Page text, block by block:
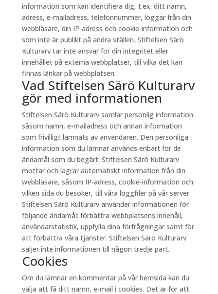
information som kan identifiera dig, t.ex. ditt namn,
adress, e-mailadress, telefonnummer, loggar från din
webbläsare, din IP-adress och cookie-information och
som inte är publikt på andra ställen. Stiftelsen Särö
Kulturarv tar inte ansvar för din integritet eller
innehållet på externa webbplatser, till vilka det kan
finnas länkar på webbplatsen.
Vad Stiftelsen Särö Kulturarv
gör med informationen
Stiftelsen Särö Kulturarv samlar personlig information
såsom namn, e-mailadress och annan information
som frivilligt lämnats av användaren. Den personliga
information som du lämnar används enbart för de
ändamål som du begärt. Stiftelsen Särö Kulturarv
mottar och lagrar automatiskt information från din
webbläsare, såsom IP-adress, cookie-information och
vilken sida du besöker, till våra loggfiler på vår server.
Stiftelsen Särö Kulturarv använder informationen för
följande ändamål: förbättra webbplatsens innehåll,
användarstatistik, uppfylla dina förfrågningar samt för
att förbättra våra tjänster. Stiftelsen Särö Kulturarv
säljer inte informationen till någon tredje part.
Cookies
Om du lämnar en kommentar på vår hemsida kan du
välja att få ditt namn, e-mail i cookies. Det är för att